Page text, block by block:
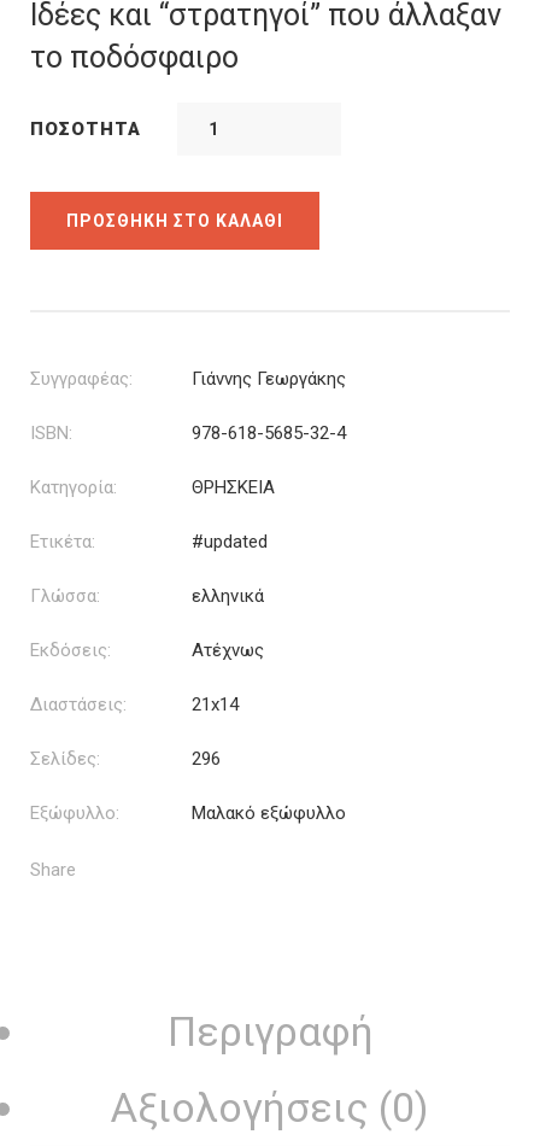
15.50€.
είναι:
12.40€.
Ιδέες και “στρατηγοί” που άλλαξαν
το ποδόσφαιρο
ΠΟΣΌΤΗΤΑ
ΠΡΟΣΘΉΚΗ ΣΤΟ ΚΑΛΆΘΙ
Συγγραφέας: Γιάννης Γεωργάκης
ISBN: 978-618-5685-32-4
Κατηγορία: ΘΡΗΣΚΕΙΑ
Ετικέτα: #updated
Γλώσσα: ελληνικά
Εκδόσεις: Ατέχνως
Διαστάσεις: 21x14
Σελίδες: 296
Εξώφυλλο: Μαλακό εξώφυλλο
Share
Περιγραφή
Αξιολογήσεις (0)